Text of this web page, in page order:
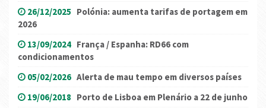
26/12/2025 Polónia: aumenta tarifas de portagem em
2026
13/09/2024 França / Espanha: RD66 com
condicionamentos
05/02/2026 Alerta de mau tempo em diversos países
19/06/2018 Porto de Lisboa em Plenário a 22 de junho